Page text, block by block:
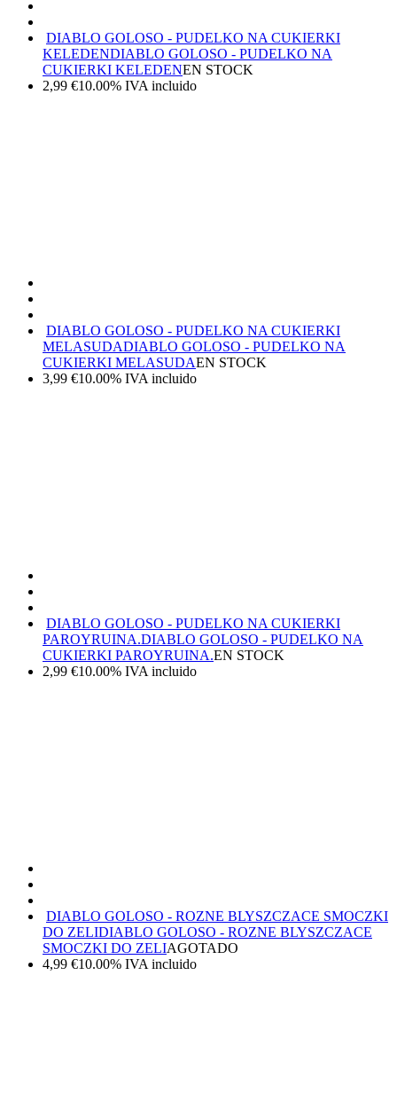
DIABLO GOLOSO - PUDELKO NA CUKIERKI
KELEDENDIABLO GOLOSO - PUDELKO NA
CUKIERKI KELEDENEN STOCK
2,99 €10.00% IVA incluido
DIABLO GOLOSO - PUDELKO NA CUKIERKI
MELASUDADIABLO GOLOSO - PUDELKO NA
CUKIERKI MELASUDAEN STOCK
3,99 €10.00% IVA incluido
DIABLO GOLOSO - PUDELKO NA CUKIERKI
PAROYRUINA.DIABLO GOLOSO - PUDELKO NA
CUKIERKI PAROYRUINA.EN STOCK
2,99 €10.00% IVA incluido
DIABLO GOLOSO - ROZNE BLYSZCZACE SMOCZKI
DO ZELIDIABLO GOLOSO - ROZNE BLYSZCZACE
SMOCZKI DO ZELIAGOTADO
4,99 €10.00% IVA incluido